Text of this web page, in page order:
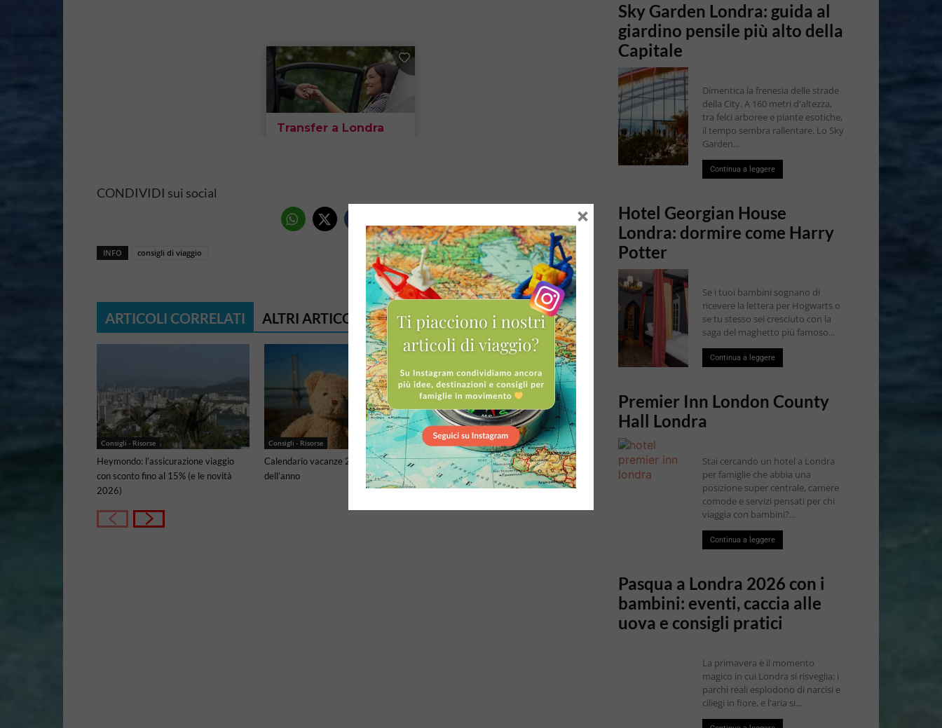
CONDIVIDI sui social
INFO consigli di viaggio
ARTICOLI CORRELATI ALTRI ARTICOLI DI QUESTO AUTORE
Consigli - Risorse
Heymondo: l’assicurazione viaggio
con sconto fino al 15% (e le novità
2026)
Consigli - Risorse
Calendario vacanze 2026: tutti i ponti
dell’anno
Consigli - Risorse
Ha davvero senso fare
un’assicurazione di viaggio per
l’Europa?
Sky Garden Londra: guida al
giardino pensile più alto della
Capitale
Dimentica la frenesia delle strade
della City. A 160 metri d'altezza,
tra felci arboree e piante esotiche,
il tempo sembra rallentare. Lo Sky
Garden...
Continua a leggere
Hotel Georgian House
Londra: dormire come Harry
Potter
Se i tuoi bambini sognano di
ricevere la lettera per Hogwarts o
se tu stesso sei cresciuto con la
saga del maghetto più famoso...
Continua a leggere
Premier Inn London County
Hall Londra
Stai cercando un hotel a Londra
per famiglie che abbia una
posizione super centrale, camere
comode e servizi pensati per chi
viaggia con bambini?...
Continua a leggere
Pasqua a Londra 2026 con i
bambini: eventi, caccia alle
uova e consigli pratici
La primavera è il momento
magico in cui Londra si risveglia: i
parchi reali esplodono di narcisi e
ciliegi in fiore, e l'aria si...
×